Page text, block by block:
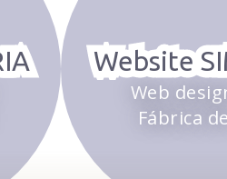
Website
Web
Fábrica